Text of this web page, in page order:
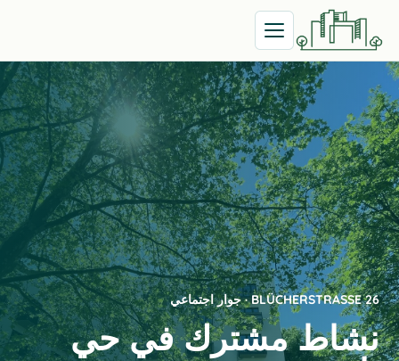
فتح القائمة
BLÜCHERSTRASSE 26 · جوار اجتماعي
نشاط مشترك في حي